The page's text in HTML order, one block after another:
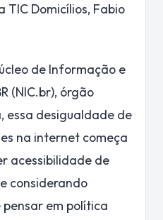
TIC Domicílios, Fabio
de Informação e
(NIC.br), órgão
essa desigualdade de
na internet começa
acessibilidade de
considerando
pensar em política